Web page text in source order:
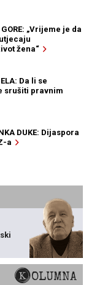
GORE: „Vrijeme je da
žena“
Da li se
srušiti pravnim
DUKE: Dijaspora
a
KOLUMNA